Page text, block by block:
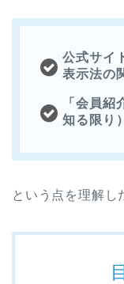
公式サイ
表示法の
「会員
知る限り
という点を理解し